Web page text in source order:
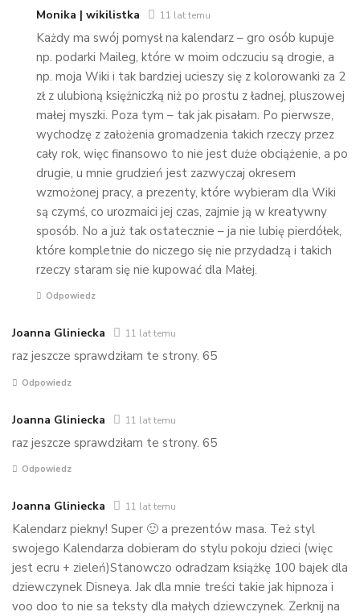
Monika | wikilistka 11 lat temu
Każdy ma swój pomysł na kalendarz – gro osób kupuje
np. podarki Maileg, które w moim odczuciu są drogie, a
np. moja Wiki i tak bardziej ucieszy się z kolorowanki za 2
zł z ulubioną księżniczką niż po prostu z ładnej, pluszowej
małej myszki. Poza tym – tak jak pisałam. Po pierwsze,
wychodzę z założenia gromadzenia takich rzeczy przez
cały rok, więc finansowo to nie jest duże obciążenie, a po
drugie, u mnie grudzień jest zazwyczaj okresem
wzmożonej pracy, a prezenty, które wybieram dla Wiki
są czymś, co urozmaici jej czas, zajmie ją w kreatywny
sposób. No a już tak ostatecznie – ja nie lubię pierdółek,
które kompletnie do niczego się nie przydadzą i takich
rzeczy staram się nie kupować dla Małej.
Odpowiedz
Joanna Gliniecka 11 lat temu
raz jeszcze sprawdziłam te strony. 65
Odpowiedz
Joanna Gliniecka 11 lat temu
raz jeszcze sprawdziłam te strony. 65
Odpowiedz
Joanna Gliniecka 11 lat temu
Kalendarz piekny! Super 🙂 a prezentów masa. Też styl
swojego Kalendarza dobieram do stylu pokoju dzieci (więc
jest ecru + zieleń)Stanowczo odradzam książkę 100 bajek dla
dziewczynek Disneya. Jak dla mnie treści takie jak hipnoza i
voo doo to nie sa teksty dla małych dziewczynek. Zerknij na